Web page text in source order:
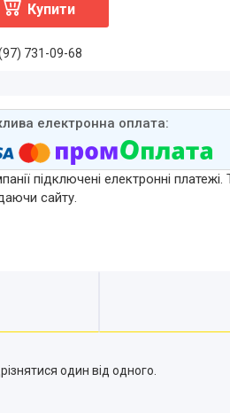
Купити
731-09-68
підключені електронні
сайту.
один від одного.